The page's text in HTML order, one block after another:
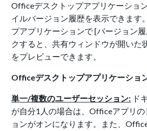
Officeデスクトップアプリケーショ
イルバージョン履歴を表示できます
プアプリケーションで [バージョン
クすると、共有ウィンドウが開いた
をプレビューできます。
Officeデスクトップアプリケーショ
単一/複数のユーザーセッション: ド
が自分1人の場合は、Officeアプリの
ョンがオンになります。また、